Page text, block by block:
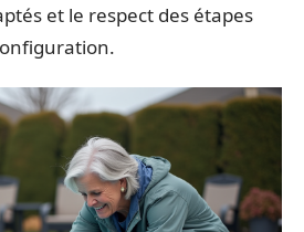
et le respect des étapes